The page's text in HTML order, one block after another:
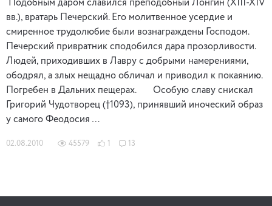
Подобным даром славился преподобный Лонгин (XIII-XIV
вв.), вратарь Печерский. Его молитвенное усердие и
смиренное трудолюбие были вознаграждены Господом.
Печерский привратник сподобился дара прозорливости.
Людей, приходивших в Лавру с добрыми намерениями,
ободрял, а злых нещадно обличал и приводил к покаянию.
Погребен в Дальних пещерах. Особую славу снискал
Григорий Чудотворец (†1093), принявший иноческий образ
у самого Феодосия …
02.08.2010 45579 13